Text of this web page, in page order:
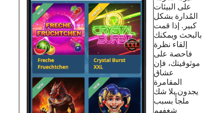
على البيئات
المُدارة بشكل
كبير. إذا قمت
بالبحث ويمكنك
إلقاء نظرة
فاحصة على
موثوقيتك، فإن
عشاق
المقامرة
يجدون بلا شك
ملجأً بسبب
شغفهم